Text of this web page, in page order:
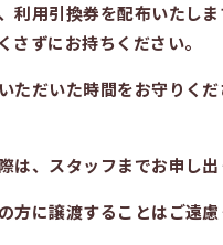
利用引換券を配布いたし
さずにお持ちください。
ただいた時間をお守りく
は、スタッフまでお申し出
方に譲渡することはご遠慮